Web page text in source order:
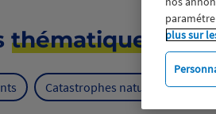
thématiques
Catastrophes naturelles
plus sur